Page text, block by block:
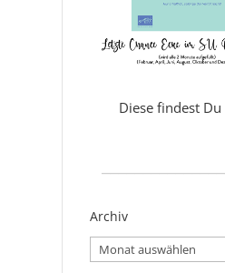
Diese findest Du
Archiv
Archiv